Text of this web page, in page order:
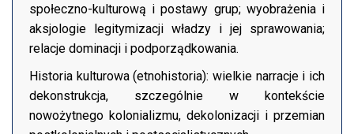
społeczno-kulturową i postawy grup; wyobrażenia i
aksjologie legitymizacji władzy i jej sprawowania;
relacje dominacji i podporządkowania.
Historia kulturowa (etnohistoria): wielkie narracje i ich
dekonstrukcja, szczególnie w kontekście
nowożytnego kolonializmu, dekolonizacji i przemian